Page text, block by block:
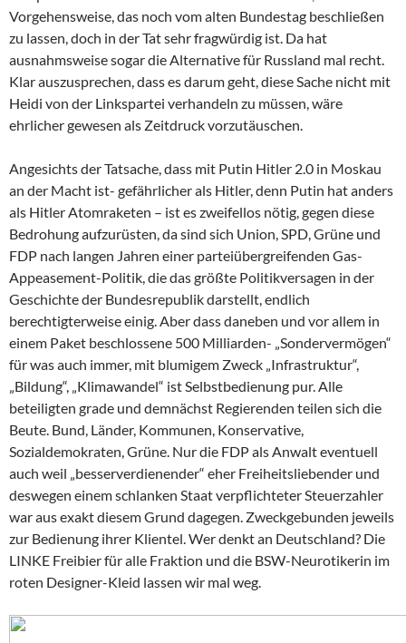
Vorgehensweise, das noch vom alten Bundestag beschließen
zu lassen, doch in der Tat sehr fragwürdig ist. Da hat
ausnahmsweise sogar die Alternative für Russland mal recht.
Klar auszusprechen, dass es darum geht, diese Sache nicht mit
Heidi von der Linkspartei verhandeln zu müssen, wäre
ehrlicher gewesen als Zeitdruck vorzutäuschen.
Angesichts der Tatsache, dass mit Putin Hitler 2.0 in Moskau
an der Macht ist- gefährlicher als Hitler, denn Putin hat anders
als Hitler Atomraketen – ist es zweifellos nötig, gegen diese
Bedrohung aufzurüsten, da sind sich Union, SPD, Grüne und
FDP nach langen Jahren einer parteiübergreifenden Gas-
Appeasement-Politik, die das größte Politikversagen in der
Geschichte der Bundesrepublik darstellt, endlich
berechtigterweise einig. Aber dass daneben und vor allem in
einem Paket beschlossene 500 Milliarden- „Sondervermögen“
für was auch immer, mit blumigem Zweck „Infrastruktur“,
„Bildung“, „Klimawandel“ ist Selbstbedienung pur. Alle
beteiligten grade und demnächst Regierenden teilen sich die
Beute. Bund, Länder, Kommunen, Konservative,
Sozialdemokraten, Grüne. Nur die FDP als Anwalt eventuell
auch weil „besserverdienender“ eher Freiheitsliebender und
deswegen einem schlanken Staat verpflichteter Steuerzahler
war aus exakt diesem Grund dagegen. Zweckgebunden jeweils
zur Bedienung ihrer Klientel. Wer denkt an Deutschland? Die
LINKE Freibier für alle Fraktion und die BSW-Neurotikerin im
roten Designer-Kleid lassen wir mal weg.